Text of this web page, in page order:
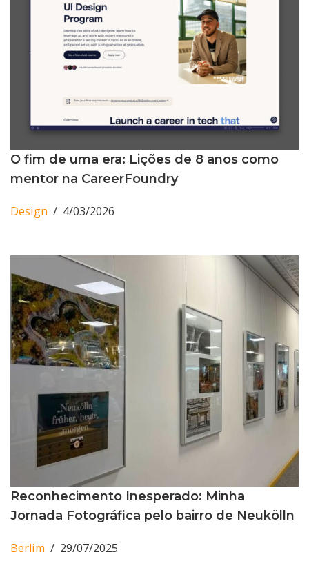
O fim de uma era: Lições de 8 anos como
mentor na CareerFoundry
Design 4/03/2026
Reconhecimento Inesperado: Minha
Jornada Fotográfica pelo bairro de Neukölln
Berlim 29/07/2025